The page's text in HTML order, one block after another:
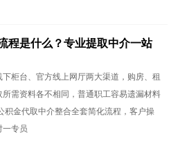
程是什么？专业提取中介一站
柜台、官方线上网厅两大渠道，购房、租
需资料各不相同，普通职工容易遗漏材料
积金代取中介整合全套简化流程，客户操
一专员